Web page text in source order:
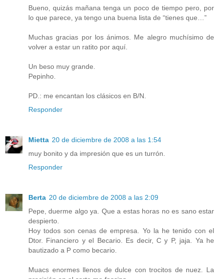
Bueno, quizás mañana tenga un poco de tiempo pero, por
lo que parece, ya tengo una buena lista de “tienes que…”
Muchas gracias por los ánimos. Me alegro muchísimo de
volver a estar un ratito por aquí.
Un beso muy grande.
Pepinho.
PD.: me encantan los clásicos en B/N.
Responder
Mietta 20 de diciembre de 2008 a las 1:54
muy bonito y da impresión que es un turrón.
Responder
Berta 20 de diciembre de 2008 a las 2:09
Pepe, duerme algo ya. Que a estas horas no es sano estar
despierto.
Hoy todos son cenas de empresa. Yo la he tenido con el
Dtor. Financiero y el Becario. Es decir, C y P, jaja. Ya he
bautizado a P como becario.
Muacs enormes llenos de dulce con trocitos de nuez. La